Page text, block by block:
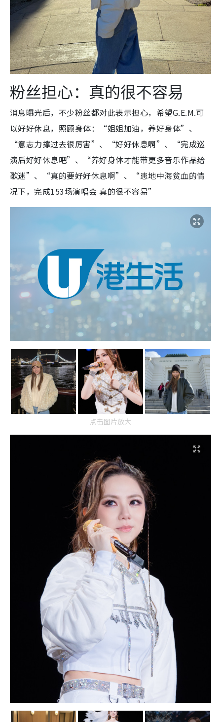
粉丝担心：真的很不容易
消息曝光后，不少粉丝都对此表示担心，希望G.E.M.可
以好好休息，照顾身体：“姐姐加油，养好身体”、
“意志力撑过去很厉害”、“好好休息啊”、“完成巡
演后好好休息吧”、“养好身体才能带更多音乐作品给
歌迷”、“真的要好好休息啊”、“患地中海贫血的情
况下，完成153场演唱会 真的很不容易”
点击图片放大